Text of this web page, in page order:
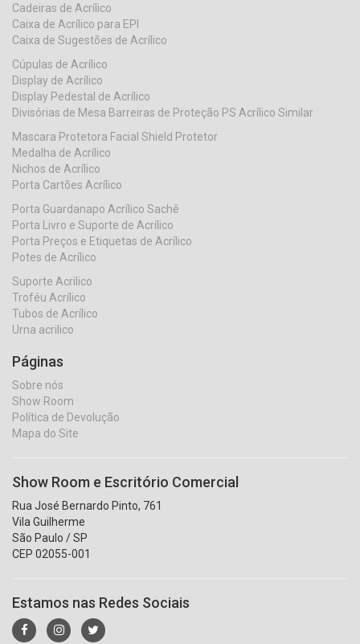
Cadeiras de Acrílico
Caixa de Acrílico para EPI
Caixa de Sugestões de Acrílico
Cúpulas de Acrílico
Display de Acrílico
Display Pedestal de Acrílico
Divisórias de Mesa Barreiras de Proteção PS Acrílico Similar
Mascara Protetora Facial Shield Protetor
Medalha de Acrílico
Nichos de Acrílico
Porta Cartões Acrílico
Porta Guardanapo Acrílico Sachê
Porta Livro e Suporte de Acrílico
Porta Preços e Etiquetas de Acrílico
Potes de Acrílico
Suporte Acrilico
Troféu Acrílico
Tubos de Acrílico
Urna acrilico
Páginas
Sobre nós
Show Room
Política de Devolução
Mapa do Site
Show Room e Escritório Comercial
Rua José Bernardo Pinto, 761
Vila Guilherme
São Paulo / SP
CEP 02055-001
Estamos nas Redes Sociais